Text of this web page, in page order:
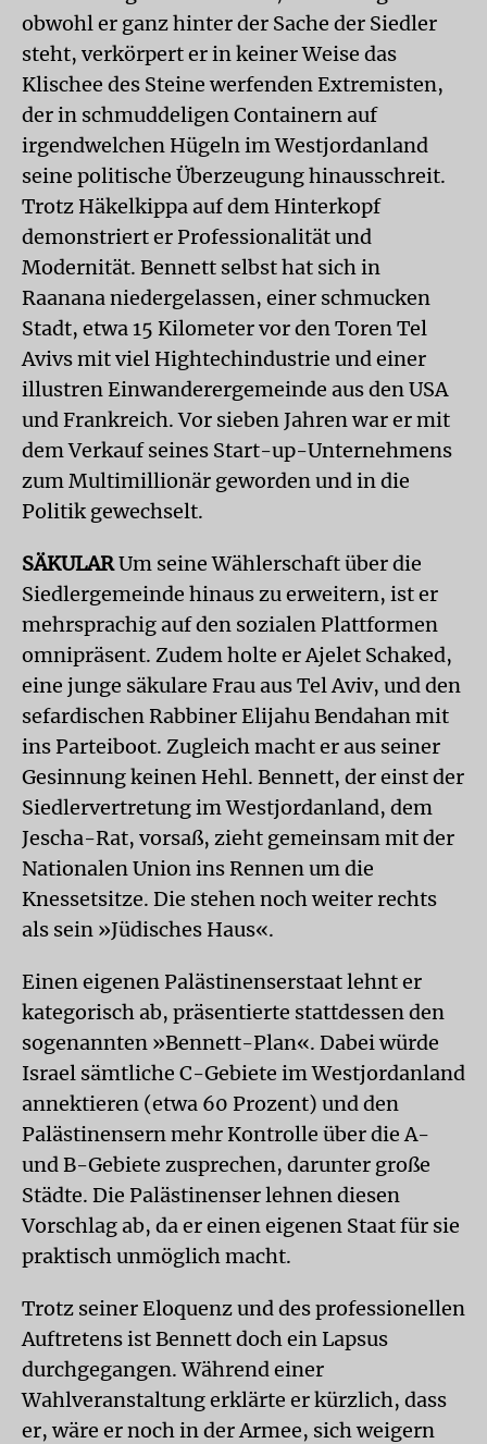
obwohl er ganz hinter der Sache der Siedler
steht, verkörpert er in keiner Weise das
Klischee des Steine werfenden Extremisten,
der in schmuddeligen Containern auf
irgendwelchen Hügeln im Westjordanland
seine politische Überzeugung hinausschreit.
Trotz Häkelkippa auf dem Hinterkopf
demonstriert er Professionalität und
Modernität. Bennett selbst hat sich in
Raanana niedergelassen, einer schmucken
Stadt, etwa 15 Kilometer vor den Toren Tel
Avivs mit viel Hightechindustrie und einer
illustren Einwanderergemeinde aus den USA
und Frankreich. Vor sieben Jahren war er mit
dem Verkauf seines Start-up-Unternehmens
zum Multimillionär geworden und in die
Politik gewechselt.
SÄKULARUm seine Wählerschaft über die
Siedlergemeinde hinaus zu erweitern, ist er
mehrsprachig auf den sozialen Plattformen
omnipräsent. Zudem holte er Ajelet Schaked,
eine junge säkulare Frau aus Tel Aviv, und den
sefardischen Rabbiner Elijahu Bendahan mit
ins Parteiboot. Zugleich macht er aus seiner
Gesinnung keinen Hehl. Bennett, der einst der
Siedlervertretung im Westjordanland, dem
Jescha-Rat, vorsaß, zieht gemeinsam mit der
Nationalen Union ins Rennen um die
Knessetsitze. Die stehen noch weiter rechts
als sein »Jüdisches Haus«.
Einen eigenen Palästinenserstaat lehnt er
kategorisch ab, präsentierte stattdessen den
sogenannten »Bennett-Plan«. Dabei würde
Israel sämtliche C-Gebiete im Westjordanland
annektieren (etwa 60 Prozent) und den
Palästinensern mehr Kontrolle über die A-
und B-Gebiete zusprechen, darunter große
Städte. Die Palästinenser lehnen diesen
Vorschlag ab, da er einen eigenen Staat für sie
praktisch unmöglich macht.
Trotz seiner Eloquenz und des professionellen
Auftretens ist Bennett doch ein Lapsus
durchgegangen. Während einer
Wahlveranstaltung erklärte er kürzlich, dass
er, wäre er noch in der Armee, sich weigern